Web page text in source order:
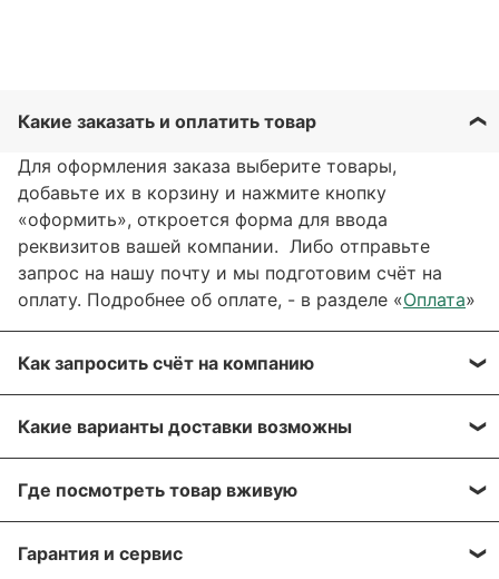
Какие заказать и оплатить товар
Для оформления заказа выберите товары,
добавьте их в корзину и нажмите кнопку
«оформить», откроется форма для ввода
реквизитов вашей компании. Либо отправьте
запрос на нашу почту и мы подготовим счёт на
оплату. Подробнее об оплате, - в разделе «Оплата»
Как запросить счёт на компанию
оформлении заказа, отправить запрос на нашу
почту или через заявку через форму обратной
связи. Мы свяжемся с вами в течение нескольких
Для получения более подробной информации по
Какие варианты доставки возможны
описанные в разделе « Доставка»
самовывоз, доставка курьером, доставка через
транспортную компанию.
Где посмотреть товар вживую
большом количестве на наших складах в Москве и
Гарантия и сервис